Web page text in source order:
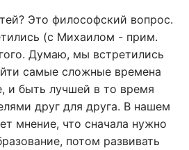
Это философский вопрос.
(с Михаилом - прим.
Думаю, мы встретились
самые сложные времена
и быть лучшей в то время
друг для друга. В нашем
мнение, что сначала нужно
потом развивать